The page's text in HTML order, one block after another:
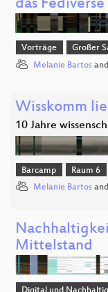
das Fediverse
Vorträge Großer
Melanie Bartos and
Wisskomm
10 Jahre
Barcamp Raum 6
Melanie Bartos and
Mittelstand